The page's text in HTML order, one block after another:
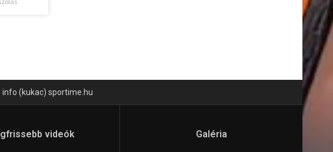
info (kukac) sportime.hu
videók Galéria